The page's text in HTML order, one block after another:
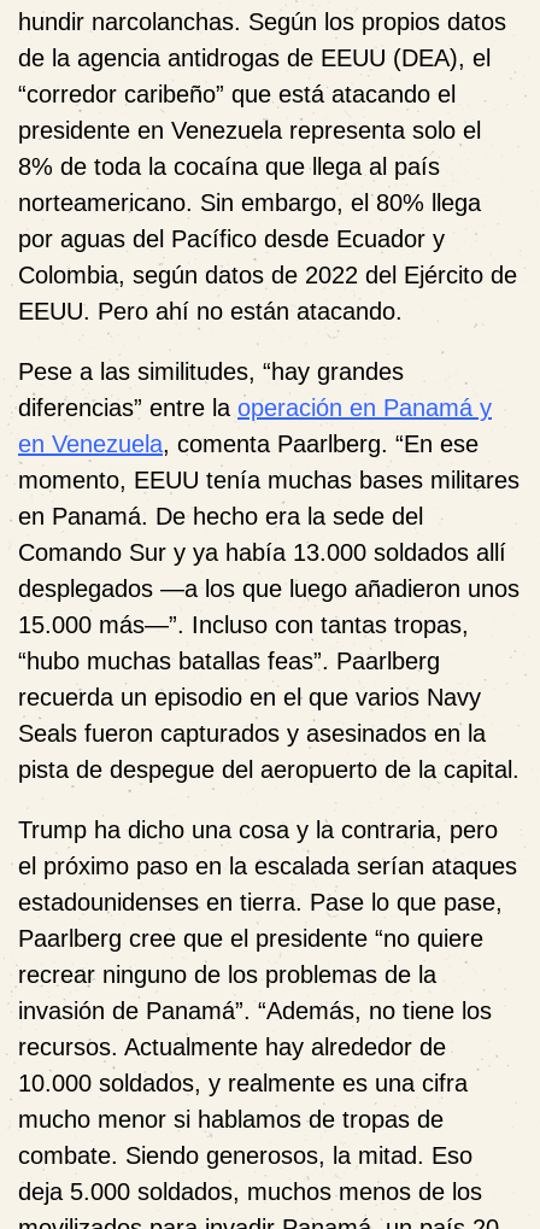
hundir narcolanchas. Según los propios datos
de la agencia antidrogas de EEUU (DEA), el
“corredor caribeño” que está atacando el
presidente en Venezuela representa solo el
8% de toda la cocaína que llega al país
norteamericano. Sin embargo, el 80% llega
por aguas del Pacífico desde Ecuador y
Colombia, según datos de 2022 del Ejército de
EEUU. Pero ahí no están atacando.
Pese a las similitudes, “hay grandes
diferencias” entre la operación en Panamá y
en Venezuela, comenta Paarlberg. “En ese
momento, EEUU tenía muchas bases militares
en Panamá. De hecho era la sede del
Comando Sur y ya había 13.000 soldados allí
desplegados —a los que luego añadieron unos
15.000 más—”. Incluso con tantas tropas,
“hubo muchas batallas feas”. Paarlberg
recuerda un episodio en el que varios Navy
Seals fueron capturados y asesinados en la
pista de despegue del aeropuerto de la capital.
Trump ha dicho una cosa y la contraria, pero
el próximo paso en la escalada serían ataques
estadounidenses en tierra. Pase lo que pase,
Paarlberg cree que el presidente “no quiere
recrear ninguno de los problemas de la
invasión de Panamá”. “Además, no tiene los
recursos. Actualmente hay alrededor de
10.000 soldados, y realmente es una cifra
mucho menor si hablamos de tropas de
combate. Siendo generosos, la mitad. Eso
deja 5.000 soldados, muchos menos de los